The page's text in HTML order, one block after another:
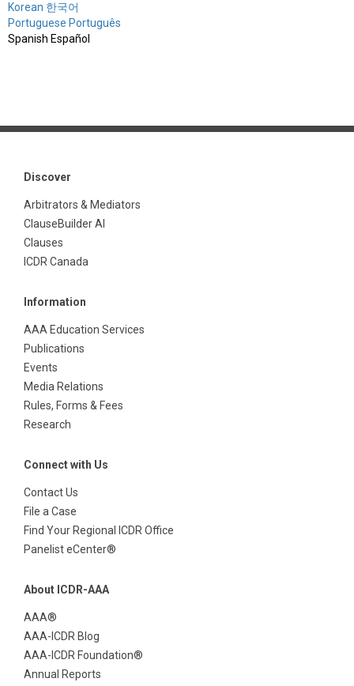
Korean 한국어
Portuguese Português
Spanish Español
Discover
Arbitrators & Mediators
ClauseBuilder AI
Clauses
ICDR Canada
Information
AAA Education Services
Publications
Events
Media Relations
Rules, Forms & Fees
Research
Connect with Us
Contact Us
File a Case
Find Your Regional ICDR Office
Panelist eCenter®
About ICDR-AAA
AAA®
AAA-ICDR Blog
AAA-ICDR Foundation®
Annual Reports